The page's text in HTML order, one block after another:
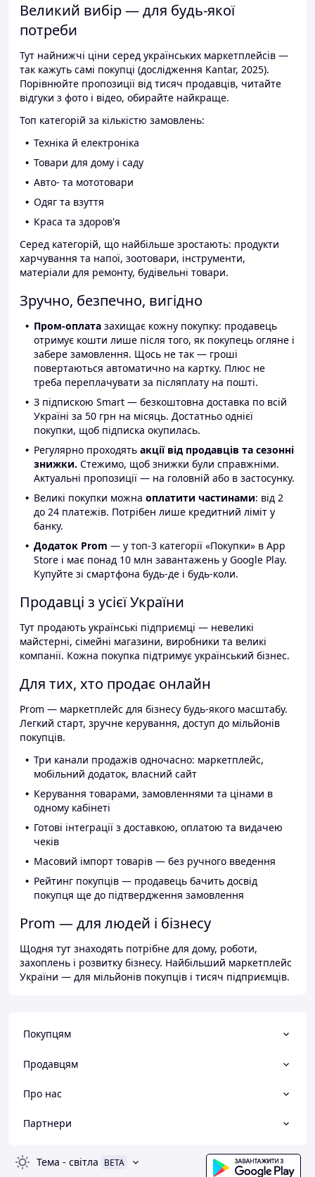
Великий вибір — для будь-якої
потреби
Тут найнижчі ціни серед українських маркетплейсів —
так кажуть самі покупці (дослідження Kantar, 2025).
Порівнюйте пропозиції від тисяч продавців, читайте
відгуки з фото і відео, обирайте найкраще.
Топ категорій за кількістю замовлень:
Техніка й електроніка
Товари для дому і саду
Авто- та мототовари
Одяг та взуття
Краса та здоров'я
Серед категорій, що найбільше зростають: продукти
харчування та напої, зоотовари, інструменти,
матеріали для ремонту, будівельні товари.
Зручно, безпечно, вигідно
Пром-оплата захищає кожну покупку: продавець
отримує кошти лише після того, як покупець огляне і
забере замовлення. Щось не так — гроші
повертаються автоматично на картку. Плюс не
треба переплачувати за післяплату на пошті.
З підпискою Smart — безкоштовна доставка по всій
Україні за 50 грн на місяць. Достатньо однієї
покупки, щоб підписка окупилась.
Регулярно проходять акції від продавців та сезонні
знижки. Стежимо, щоб знижки були справжніми.
Актуальні пропозиції — на головній або в застосунку.
Великі покупки можна оплатити частинами: від 2
до 24 платежів. Потрібен лише кредитний ліміт у
банку.
Додаток Prom — у топ-3 категорії «Покупки» в App
Store і має понад 10 млн завантажень у Google Play.
Купуйте зі смартфона будь-де і будь-коли.
Продавці з усієї України
Тут продають українські підприємці — невеликі
майстерні, сімейні магазини, виробники та великі
компанії. Кожна покупка підтримує український бізнес.
Для тих, хто продає онлайн
Prom — маркетплейс для бізнесу будь-якого масштабу.
Легкий старт, зручне керування, доступ до мільйонів
покупців.
Три канали продажів одночасно: маркетплейс,
мобільний додаток, власний сайт
Керування товарами, замовленнями та цінами в
одному кабінеті
Готові інтеграції з доставкою, оплатою та видачею
чеків
Масовий імпорт товарів — без ручного введення
Рейтинг покупців — продавець бачить досвід
покупця ще до підтвердження замовлення
Prom — для людей і бізнесу
Щодня тут знаходять потрібне для дому, роботи,
захоплень і розвитку бізнесу. Найбільший маркетплейс
України — для мільйонів покупців і тисяч підприємців.
Покупцям
Продавцям
Про нас
Партнери
Тема - світла BETA